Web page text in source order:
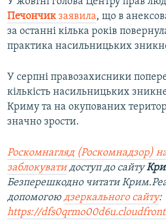
Печончикзаявила, що в
за останні кілька років
практика насильницьких
У серпні правозахисники
кількість насильницьких
Криму та на окупованих
значно зрости.
Роскомнагляд (Роскомнадзор)
заблокуватидоступ до сайту
Безперешкодно читати
допомогою дзеркального сайту:
https://